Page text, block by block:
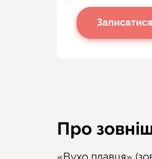
Свербіж в
Виділення з
Про
«Вухо плавця»